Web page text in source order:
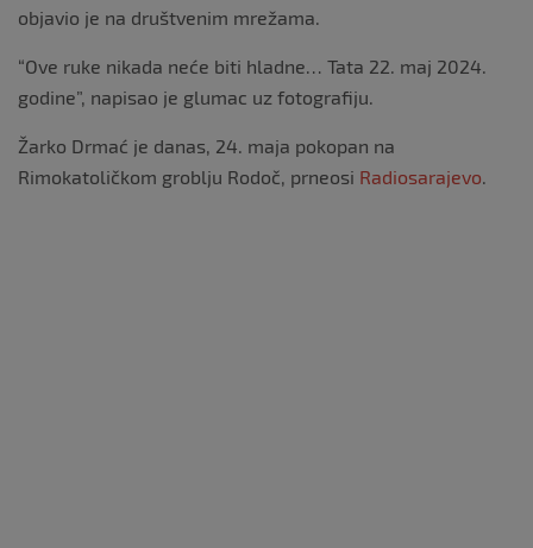
objavio je na društvenim mrežama.
“Ove ruke nikada neće biti hladne… Tata 22. maj 2024.
godine”, napisao je glumac uz fotografiju.
Žarko Drmać je danas, 24. maja pokopan na
Rimokatoličkom groblju Rodoč, prneosi Radiosarajevo.